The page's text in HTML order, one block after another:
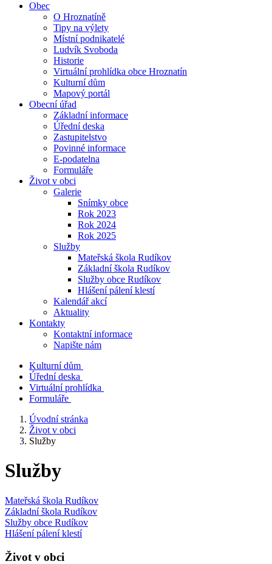
Obec
O Hroznatíně
Tipy na výlety
Místní podnikatelé
Ludvík Svoboda
Historie
Virtuální prohlídka obce Hroznatín
Kulturní dům
Mapový portál
Obecní úřad
Základní informace
Úřední deska
Zastupitelstvo
Povinné informace
E-podatelna
Formuláře
Život v obci
Galerie
Snímky obce
Rok 2023
Rok 2024
Rok 2025
Služby
Mateřská škola Rudíkov
Základní škola Rudíkov
Služby obce Rudíkov
Hlášení pálení klestí
Kalendář akcí
Aktuality
Kontakty
Kontaktní informace
Napište nám
Kulturní dům
Úřední deska
Virtuální prohlídka
Formuláře
Úvodní stránka
Život v obci
Služby
Služby
Mateřská škola Rudíkov
Základní škola Rudíkov
Služby obce Rudíkov
Hlášení pálení klestí
Život v obci